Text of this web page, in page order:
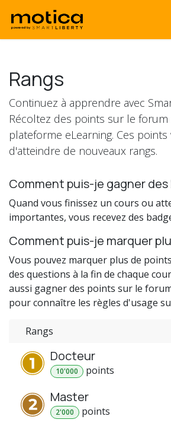
Se rendre au contenu
Rangs
Continuez à apprendre avec
Récoltez des points sur le
plateforme eLearning. Ces
d'atteindre de nouveaux rangs.
Comment puis-je gagner des
Quand vous finissez un cours ou
importantes, vous recevez des
Comment puis-je marquer
Vous pouvez marquer plus de
des questions à la fin de chaque
aussi gagner des points sur le
pour connaître les règles d'usage
Rangs
Docteur
10'000 points
Master
2'000 points